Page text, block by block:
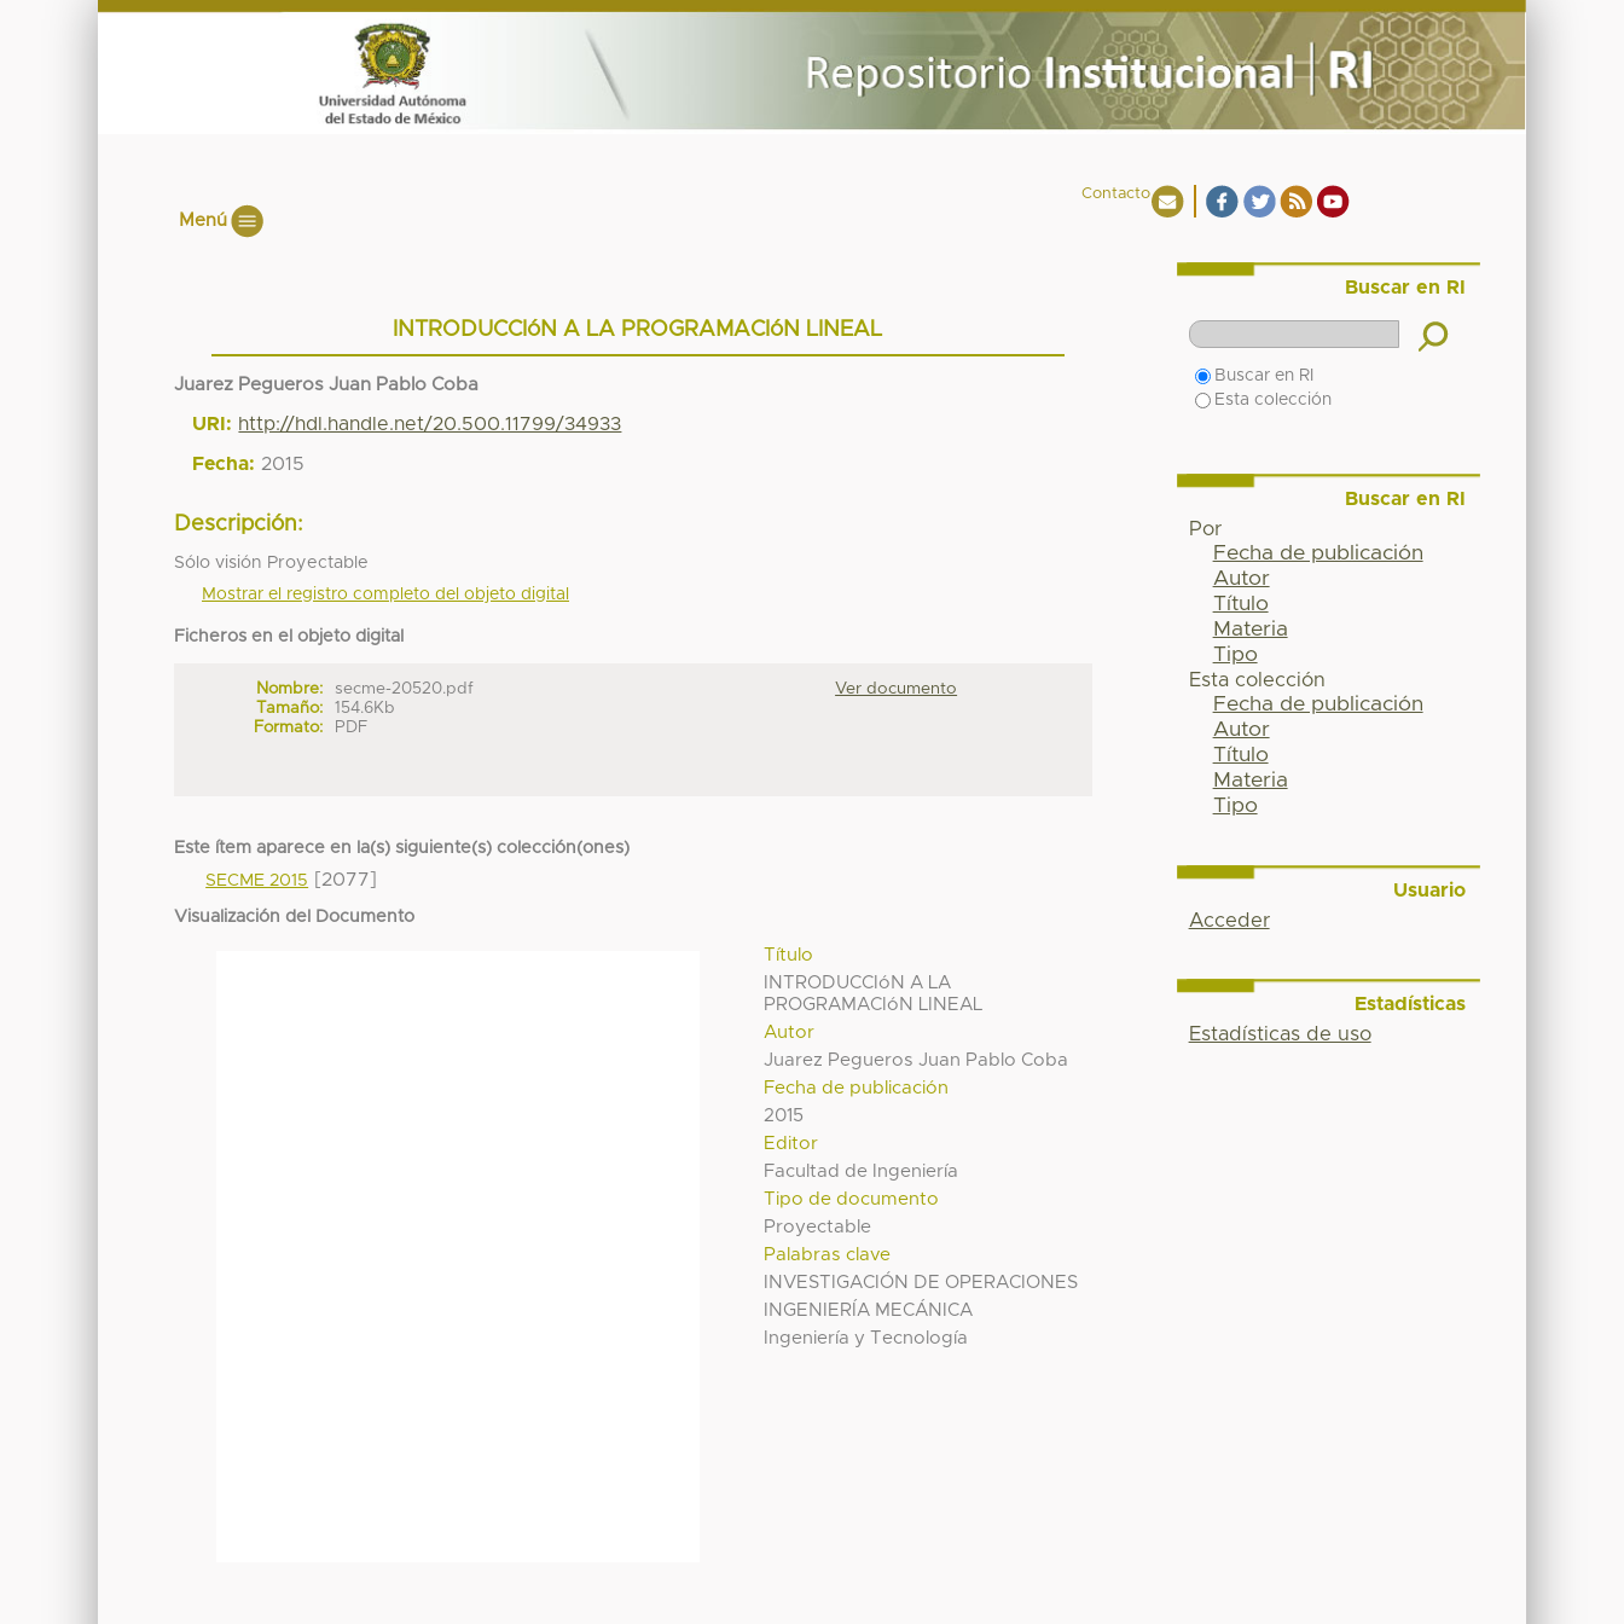
Contacto
Menú
INTRODUCCIóN A LA PROGRAMACIóN LINEAL
Juarez Pegueros Juan Pablo Coba
URI: http://hdl.handle.net/20.500.11799/34933
Fecha: 2015
Descripción:
Sólo visión Proyectable
Mostrar el registro completo del objeto digital
Ficheros en el objeto digital
Nombre:
secme-20520.pdf
Tamaño:
154.6Kb
Formato:
PDF
Ver documento
Este ítem aparece en la(s) siguiente(s) colección(ones)
SECME 2015
[2077]
Visualización del Documento
Título
INTRODUCCIóN A LA
PROGRAMACIóN LINEAL
Autor
Juarez Pegueros Juan Pablo Coba
Fecha de publicación
2015
Editor
Facultad de Ingeniería
Tipo de documento
Proyectable
Palabras clave
INVESTIGACIÓN DE OPERACIONES
INGENIERÍA MECÁNICA
Ingeniería y Tecnología
Buscar en RI
Buscar en RI
Esta colección
Buscar en RI
Por
Fecha de publicación
Autor
Título
Materia
Tipo
Esta colección
Fecha de publicación
Autor
Título
Materia
Tipo
Usuario
Acceder
Estadísticas
Estadísticas de uso